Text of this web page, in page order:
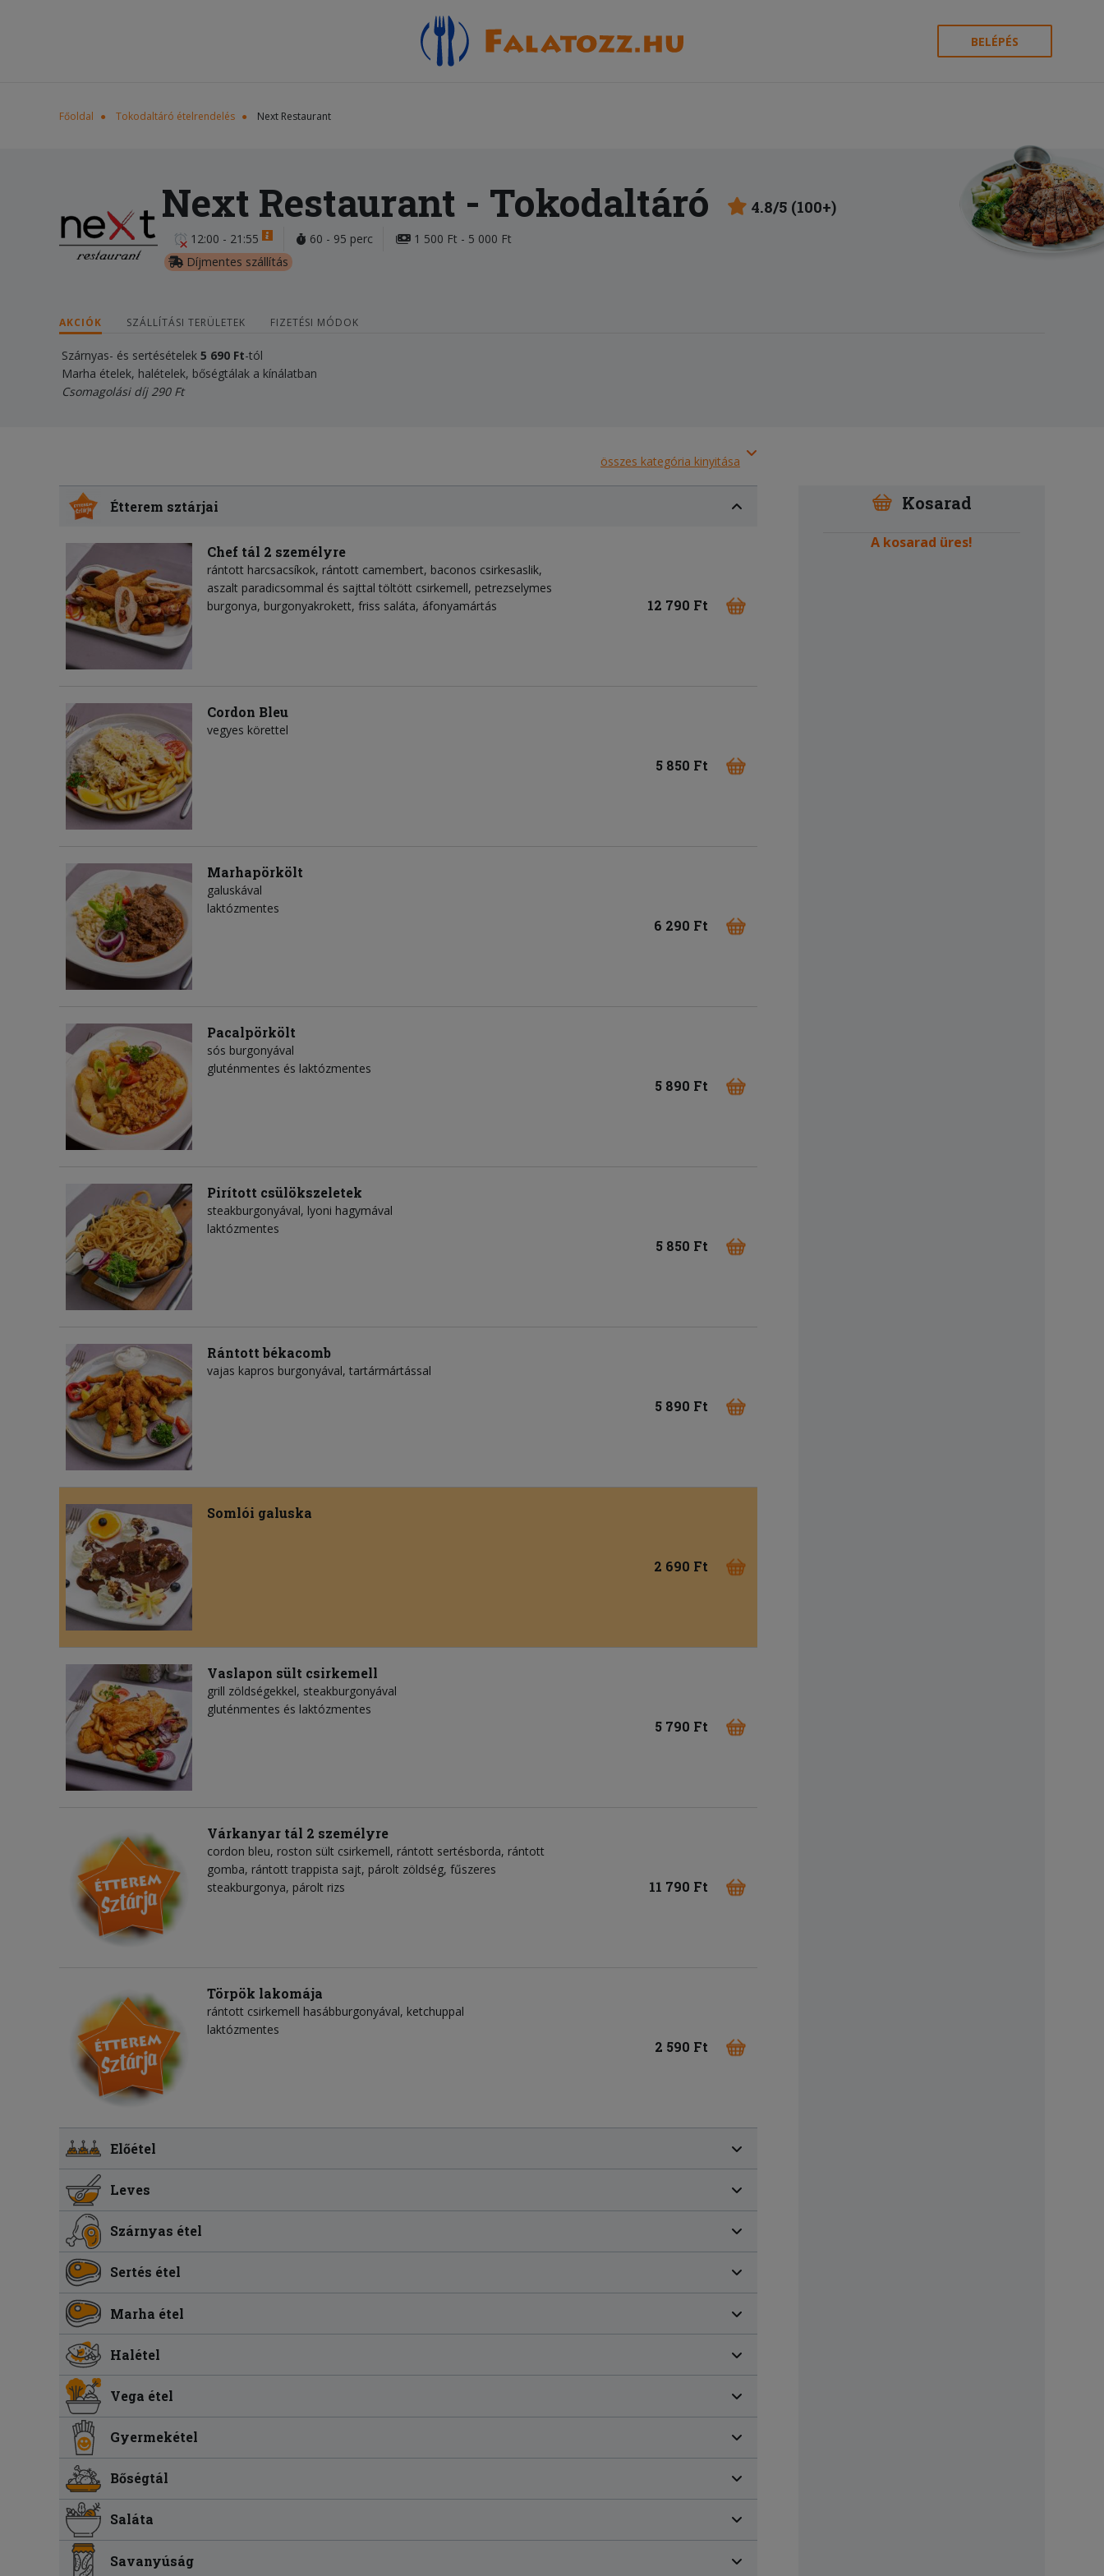
BELÉPÉS
Főoldal Tokodaltáró ételrendelés Next Restaurant
Next Restaurant - Tokodaltáró 4.8/5 (100+)
12:00 - 21:55 60 - 95 perc
1 500 Ft - 5 000 Ft
Díjmentes szállítás
AKCIÓK SZÁLLÍTÁSI TERÜLETEK FIZETÉSI MÓDOK
Szárnyas- és sertésételek 5 690 Ft-tól
Marha ételek, halételek, bőségtálak a kínálatban
Csomagolási díj 290 Ft
összes kategória kinyitása
Étterem sztárjai
Chef tál 2 személyre
rántott harcsacsíkok, rántott camembert, baconos csirkesaslik,
aszalt paradicsommal és sajttal töltött csirkemell, petrezselymes
burgonya, burgonyakrokett, friss saláta, áfonyamártás
12 790 Ft
Cordon Bleu
vegyes körettel
5 850 Ft
Marhapörkölt
galuskával
laktózmentes
6 290 Ft
Pacalpörkölt
sós burgonyával
gluténmentes és laktózmentes
5 890 Ft
Pirított csülökszeletek
steakburgonyával, lyoni hagymával
laktózmentes
5 850 Ft
Rántott békacomb
vajas kapros burgonyával, tartármártással
5 890 Ft
Somlói galuska
2 690 Ft
Vaslapon sült csirkemell
grill zöldségekkel, steakburgonyával
gluténmentes és laktózmentes
5 790 Ft
Várkanyar tál 2 személyre
cordon bleu, roston sült csirkemell, rántott sertésborda, rántott
gomba, rántott trappista sajt, párolt zöldség, fűszeres
steakburgonya, párolt rizs
11 790 Ft
Törpök lakomája
rántott csirkemell hasábburgonyával, ketchuppal
laktózmentes
2 590 Ft
Előétel
Leves
Szárnyas étel
Sertés étel
Marha étel
Halétel
Vega étel
Gyermekétel
Bőségtál
Saláta
Savanyúság
Kosarad
A kosarad üres!